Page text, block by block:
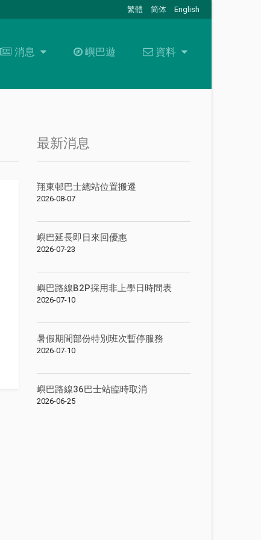
繁體 简体 English
消息
消息 嶼巴遊 資料
資料
常見問題
最新消息
翔東邨巴士總站位置搬遷
2026-08-07
嶼巴延長即日來回優惠
2026-07-23
嶼巴路線B2P採用非上學日時間表
2026-07-10
暑假期間部份特別班次暫停服務
2026-07-10
嶼巴路線36巴士站臨時取消
2026-06-25